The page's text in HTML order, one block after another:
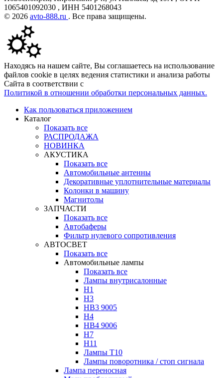
1065401092030 , ИНН 5401268043
© 2026 avto-888.ru . Все права защищены.
Находясь на нашем сайте, Вы соглашаетесь на использование
файлов cookie в целях ведения статистики и анализа работы
Сайта в соответствии с
Политикой в отношении обработки персональных данных.
Как пользоваться приложением
Каталог
Показать все
РАСПРОДАЖА
НОВИНКА
АКУСТИКА
Показать все
Автомобильные антенны
Декоративные уплотнительные материалы
Колонки в машину
Магнитолы
ЗАПЧАСТИ
Показать все
Автобаферы
Фильтр нулевого сопротивления
АВТОСВЕТ
Показать все
Автомобильные лампы
Показать все
Лампы внутрисалонные
H1
H3
HB3 9005
H4
HB4 9006
H7
H11
Лампы Т10
Лампы поворотника / стоп сигнала
Лампа переносная